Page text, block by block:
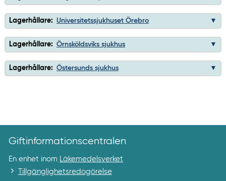
Lagerhållare: Universitetssjukhuset Örebro
Lagerhållare: Örnsköldsviks sjukhus
Lagerhållare: Östersunds sjukhus
Giftinformationscentralen
En enhet inom
Läkemedelsverket
Tillgänglighetsredogörelse